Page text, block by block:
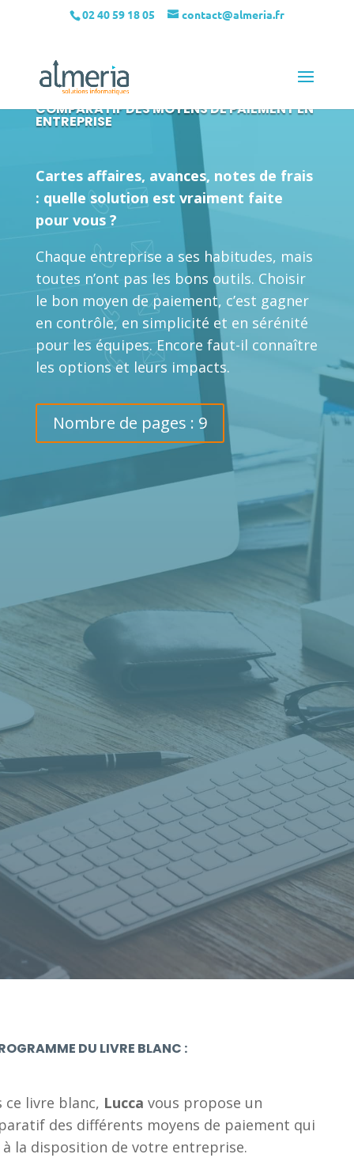
02 40 59 18 05 contact@almeria.fr
COMPARATIF DES MOYENS DE PAIEMENT EN
ENTREPRISE
Cartes affaires, avances, notes de frais
: quelle solution est vraiment faite
pour vous ?
Chaque entreprise a ses habitudes, mais
toutes n’ont pas les bons outils. Choisir
le bon moyen de paiement, c’est gagner
en contrôle, en simplicité et en sérénité
pour les équipes. Encore faut-il connaître
les options et leurs impacts.
Nombre de pages : 9
J'autorise Almeria à utiliser les
informations fournies dans ce
formulaire afin de traiter ma
demande et recevoir des
informations.*
DU LIVRE BLANC :
ce livre blanc, Lucca vous propose un
des différents moyens de paiement qui
la disposition de votre entreprise.